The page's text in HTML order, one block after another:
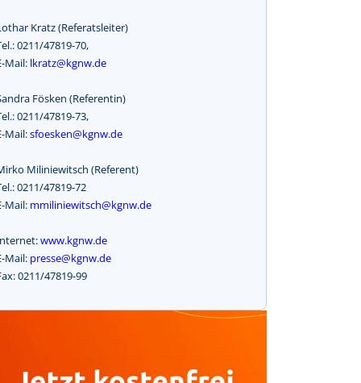
Kratz (Referatsleiter)
0211/47819-70,
Mail: lkratz@kgnw.de
Fösken (Referentin)
0211/47819-73,
Mail:sfoesken@kgnw.de
Miliniewitsch (Referent)
0211/47819-72
Mail: mmiliniewitsch@kgnw.de
www.kgnw.de
Mail: presse@kgnw.de
0211/47819-99